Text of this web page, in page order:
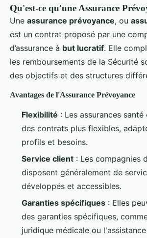
Qu'est-ce qu'une Assurance
Une assurance prévoyance, ou
est un contrat proposé par une
d’assurance à but lucratif. Elle
les remboursements de la Sécurité
des objectifs et des structures
Avantages de l'Assurance Prévoyance
Flexibilité : Les assurances
des contrats plus flexibles,
profils et besoins.
Service client : Les compagnies
disposent généralement de
développés et accessibles.
Garanties spécifiques : Elles
des garanties spécifiques,
juridique médicale ou